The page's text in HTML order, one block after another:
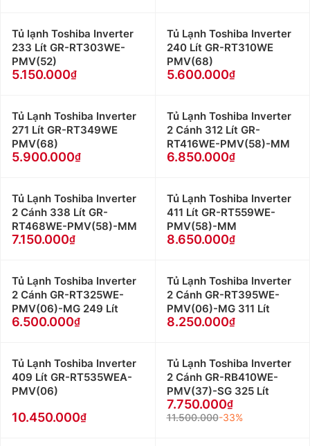
Tủ lạnh Toshiba Inverter
233 Lít GR-RT303WE-
PMV(52)
5.150.000
Tủ Lạnh Toshiba Inverter
240 Lít GR-RT310WE
PMV(68)
5.600.000
Tủ Lạnh Toshiba Inverter
271 Lít GR-RT349WE
PMV(68)
5.900.000
Tủ Lạnh Toshiba Inverter
2 Cánh 312 Lít GR-
RT416WE-PMV(58)-MM
6.850.000
Tủ Lạnh Toshiba Inverter
2 Cánh 338 Lít GR-
RT468WE-PMV(58)-MM
7.150.000
Tủ Lạnh Toshiba Inverter
411 Lít GR-RT559WE-
PMV(58)-MM
8.650.000
Tủ Lạnh Toshiba Inverter
2 Cánh GR-RT325WE-
PMV(06)-MG 249 Lít
6.500.000
Tủ Lạnh Toshiba Inverter
2 Cánh GR-RT395WE-
PMV(06)-MG 311 Lít
8.250.000
Tủ Lạnh Toshiba Inverter
409 Lít GR-RT535WEA-
PMV(06)
10.450.000
Tủ Lạnh Toshiba Inverter
2 Cánh GR-RB410WE-
PMV(37)-SG 325 Lít
7.750.000
11.500.000-33%